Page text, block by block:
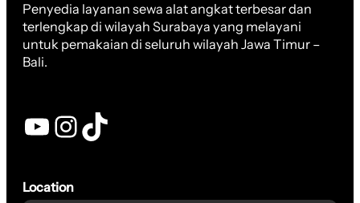
Penyedia layanan sewa alat angkat terbesar dan
terlengkap di wilayah Surabaya yang melayani
untuk pemakaian di seluruh wilayah Jawa Timur –
Bali.
YouTube InstagramTikTok
Location